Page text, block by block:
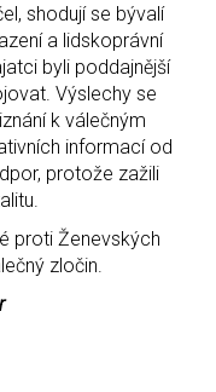
shodují se bývalí
a lidskoprávní
byli poddajnější
Výslechy se
k válečným
informací od
protože zažili
proti Ženevských
zločin.